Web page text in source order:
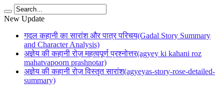
New Update
गदल कहानी का सारांश और पात्र परिचय(Gadal Story Summary
and Character Analysis)
अज्ञेय की कहानी रोज़ महत्वपूर्ण प्रश्नोत्तर(agyey ki kahani roz
mahatvapoorn prashnotar)
अज्ञेय की कहानी रोज़ विस्तृत सारांश(agyeyas-story-rose-detailed-
summary)